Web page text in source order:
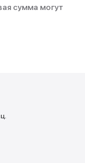
сумма могут